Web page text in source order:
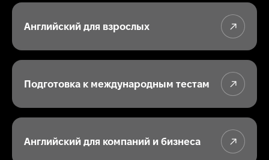
Английский для взрослых
Подготовка к международным тестам
Английский для компаний и бизнеса